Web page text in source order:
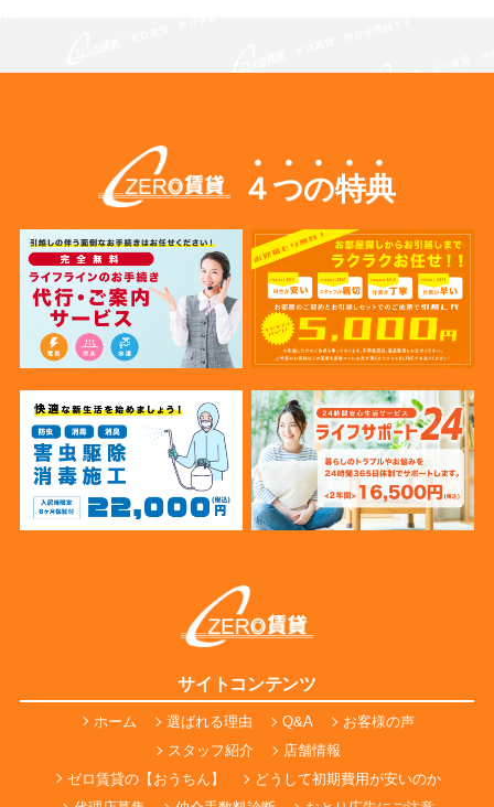
４つの特典
サイトコンテンツ
ホーム 選ばれる理由 Q&A
お客様の声
スタッフ紹介
店舗情報
ゼロ賃貸の【おうちん】
どうして初期費用が安いのか